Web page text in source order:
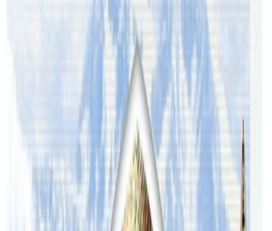
यस वेवसाइटमा प्रकाशित समाचार, विचार र लेखबारे तपाईंको कुनै
प्रतिक्रिया, गुनासो, सुझाव र सल्लाह छन् भने कृपया हामीलाई निम्न ईमेलमा
पठाउनुहोला । तपाईंको सहयोगले हामीलाई निष्पक्ष र तटस्थ पत्रकारिता गर्न
info@nepaltube.com.au
प्रतिक्रिया दिनुहोस
टिप्पणीहरू लोड हुँदैछ…
सम्बन्धित समाचार